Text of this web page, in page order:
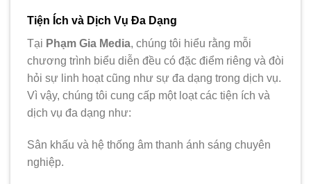
Tiện Ích và Dịch Vụ Đa Dạng
Tại Phạm Gia Media, chúng tôi hiểu rằng mỗi
chương trình biểu diễn đều có đặc điểm riêng và đòi
hỏi sự linh hoạt cũng như sự đa dạng trong dịch vụ.
Vì vậy, chúng tôi cung cấp một loạt các tiện ích và
dịch vụ đa dạng như:
Sân khấu và hệ thống âm thanh ánh sáng chuyên
nghiệp.